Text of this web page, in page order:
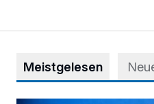
Meistgelesen